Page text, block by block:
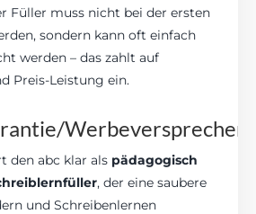
Füller muss nicht bei der ersten
sondern kann oft einfach
werden – das zahlt auf
Preis-Leistung ein.
Werbeversprechen
den abc klar als pädagogisch
, der eine saubere
und Schreibenlernen